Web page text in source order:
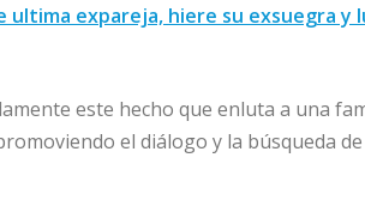
ultima expareja, hiere su exsuegra y
este hecho que enluta a una
el diálogo y la búsqueda